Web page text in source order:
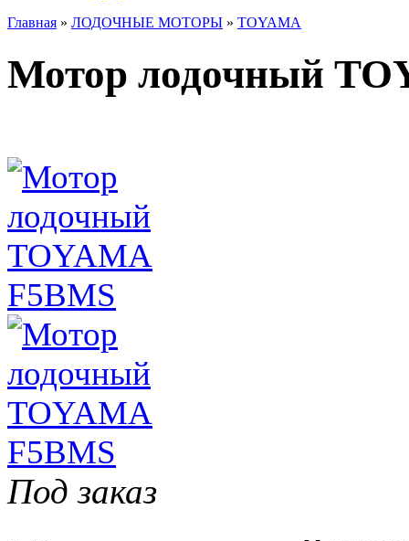
Главная » ЛОДОЧНЫЕ МОТОРЫ » TOYAMA
Мотор лодочный
Под заказ